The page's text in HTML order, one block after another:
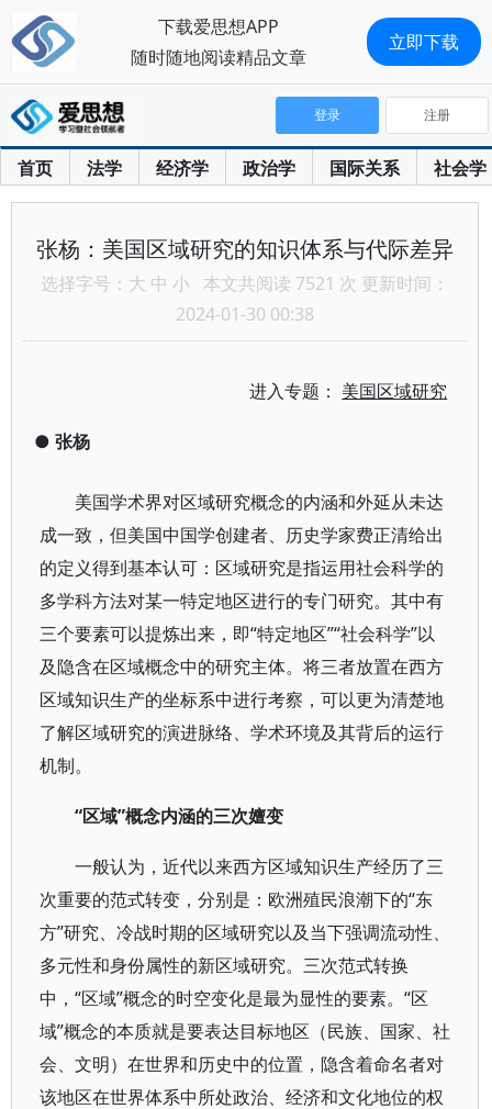
首页 法学 经济学 政治学 国际关系 社会学
登录 注册
张杨：美国区域研究的知识体系与代际差异
选择字号： 大 中 小 本文共阅读 7521 次 更新时间：
2024-01-30 00:38
进入专题： 美国区域研究
● 张杨
美国学术界对区域研究概念的内涵和外延从未达
成一致，但美国中国学创建者、历史学家费正清给出
的定义得到基本认可：区域研究是指运用社会科学的
多学科方法对某一特定地区进行的专门研究。其中有
三个要素可以提炼出来，即“特定地区”“社会科学”以
及隐含在区域概念中的研究主体。将三者放置在西方
区域知识生产的坐标系中进行考察，可以更为清楚地
了解区域研究的演进脉络、学术环境及其背后的运行
机制。
“区域”概念内涵的三次嬗变
一般认为，近代以来西方区域知识生产经历了三
次重要的范式转变，分别是：欧洲殖民浪潮下的“东
方”研究、冷战时期的区域研究以及当下强调流动性、
多元性和身份属性的新区域研究。三次范式转换
中，“区域”概念的时空变化是最为显性的要素。“区
域”概念的本质就是要表达目标地区（民族、国家、社
会、文明）在世界和历史中的位置，隐含着命名者对
该地区在世界体系中所处政治、经济和文化地位的权
下载爱思想APP
随时随地阅读精品文章
立即下载